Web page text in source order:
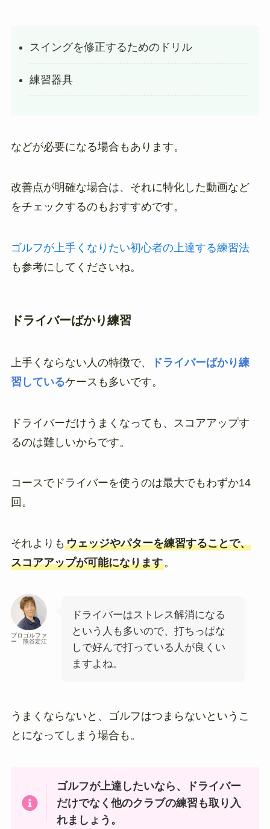
スイングを修正するためのドリル
練習器具
などが必要になる場合もあります。
改善点が明確な場合は、それに特化した動画など
をチェックするのもおすすめです。
ゴルフが上手くなりたい初心者の上達する練習法
も参考にしてくださいね。
ドライバーばかり練習
上手くならない人の特徴で、
ドライバーばかり練
習しているケースも多いです。
ドライバーだけうまくなっても、スコアアップす
るのは難しいからです。
コースでドライバーを使うのは最大でもわずか14
回。
それよりも ウェッジやパターを練習することで、
スコアアップが可能になります。
プロゴルファ
ー 熊谷定江
ドライバーはストレス解消になる
という人も多いので、打ちっぱな
しで好んで打っている人が良くい
ますよね。
うまくならないと、ゴルフはつまらないというこ
とになってしまう場合も。
ゴルフが上達したいなら、ドライバー
だけでなく他のクラブの練習も取り入
れましょう。